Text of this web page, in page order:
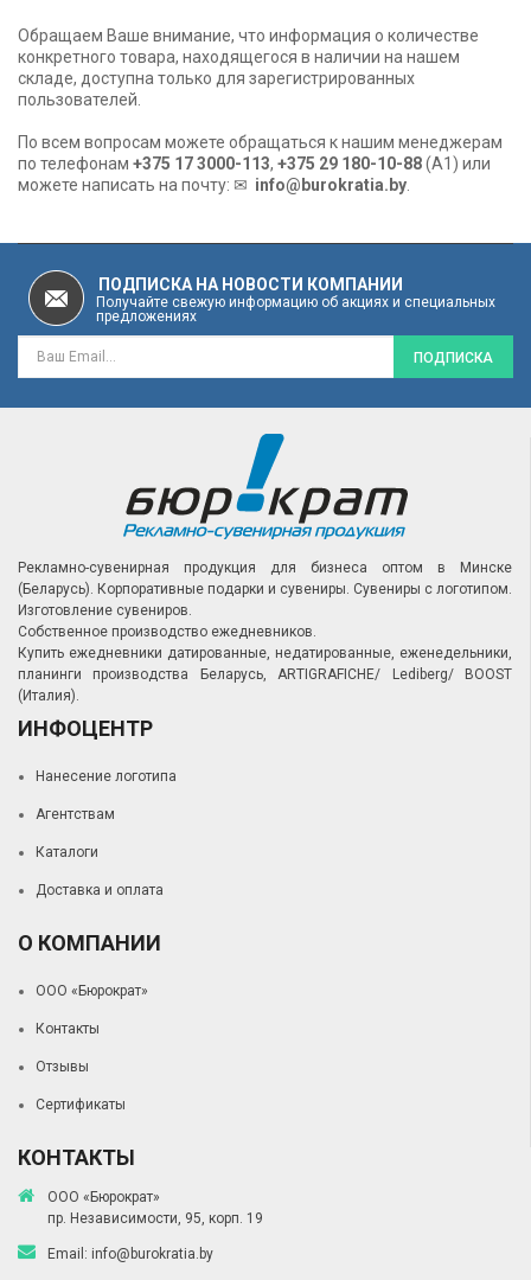
Обращаем Ваше внимание, что информация о количестве
конкретного товара, находящегося в наличии на нашем
складе, доступна только для зарегистрированных
пользователей.
По всем вопросам можете обращаться к нашим менеджерам
по телефонам +375 17 3000-113, +375 29 180-10-88(A1) или
можете написать на почту: ✉ info@burokratia.by.
ПОДПИСКА НА НОВОСТИ КОМПАНИИ
Получайте свежую информацию об акциях и специальных
предложениях
ПОДПИСКА
Рекламно-сувенирная продукция для бизнеса оптом в Минске
(Беларусь). Корпоративные подарки и сувениры. Сувениры с логотипом.
Изготовление сувениров.
Собственное производство ежедневников.
Купить ежедневники датированные, недатированные, еженедельники,
планинги производства Беларусь, ARTIGRAFICHE/ Lediberg/ BOOST
(Италия).
ИНФОЦЕНТР
Нанесение логотипа
Агентствам
Каталоги
Доставка и оплата
О КОМПАНИИ
ООО «Бюрократ»
Контакты
Отзывы
Сертификаты
КОНТАКТЫ
ООО «Бюрократ»
пр. Независимости, 95, корп. 19
Email: info@burokratia.by